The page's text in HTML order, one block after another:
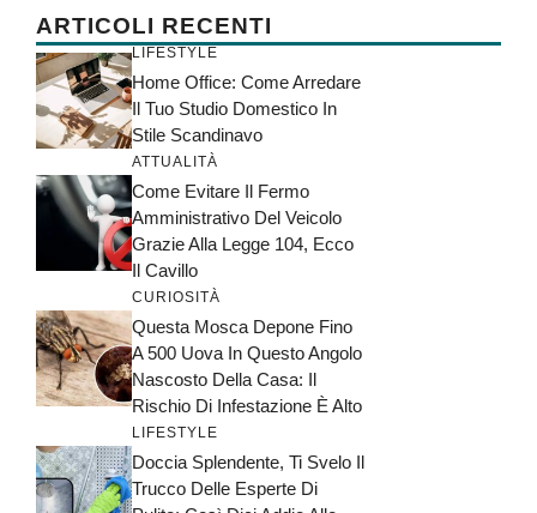
ARTICOLI RECENTI
LIFESTYLE
Home Office: Come Arredare
Il Tuo Studio Domestico In
Stile Scandinavo
ATTUALITÀ
Come Evitare Il Fermo
Amministrativo Del Veicolo
Grazie Alla Legge 104, Ecco
Il Cavillo
CURIOSITÀ
Questa Mosca Depone Fino
A 500 Uova In Questo Angolo
Nascosto Della Casa: Il
Rischio Di Infestazione È Alto
LIFESTYLE
Doccia Splendente, Ti Svelo Il
Trucco Delle Esperte Di